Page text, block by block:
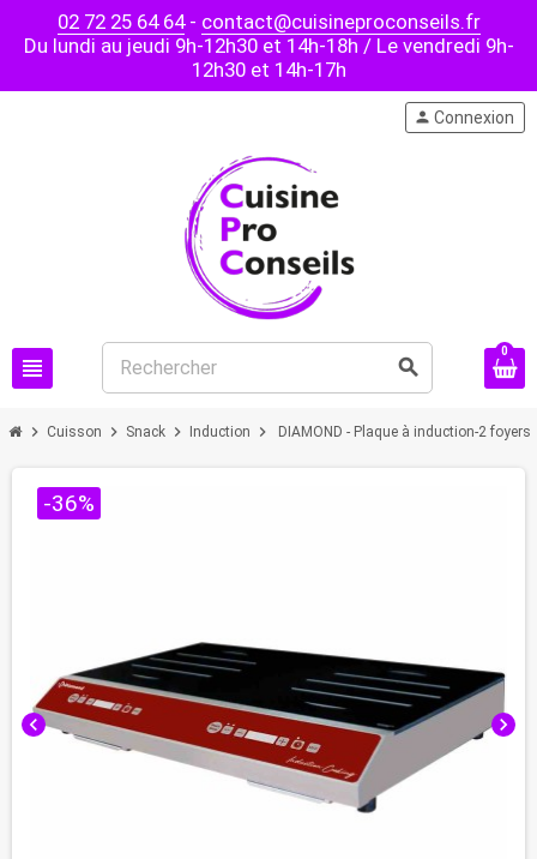
02 72 25 64 64- contact@cuisineproconseils.fr
Du lundi au jeudi 9h-12h30 et 14h-18h / Le vendredi 9h-
12h30 et 14h-17h
view_headline search
person Connexion
0
chevron_right Cuisson chevron_right Snack chevron_right Induction chevron_right DIAMOND - Plaque à induction-2
chevron_left chevron_right
-36%